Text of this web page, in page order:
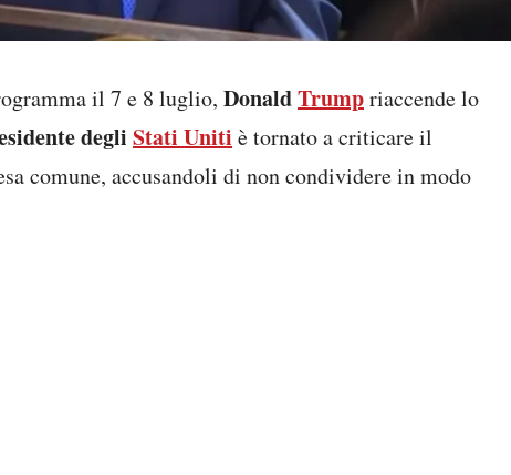
il 7 e 8 luglio, DonaldTrumpriaccende lo
degli Stati Uniti è tornato a criticare il
comune, accusandoli di non condividere in modo